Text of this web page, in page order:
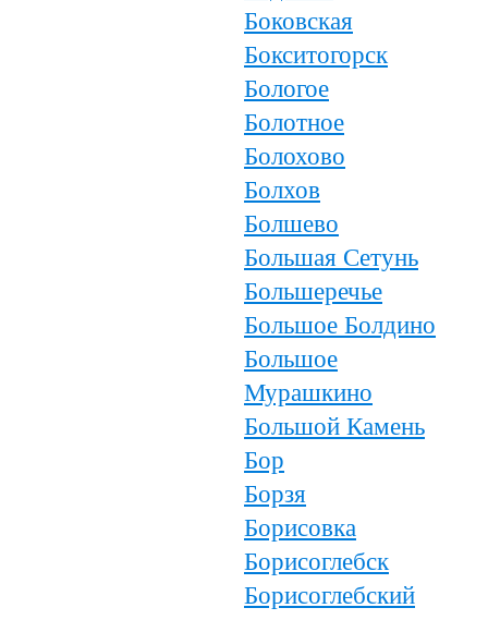
Боковская
Бокситогорск
Бологое
Болотное
Болохово
Болхов
Болшево
Большая Сетунь
Большеречье
Большое Болдино
Большое
Мурашкино
Большой Камень
Бор
Борзя
Борисовка
Борисоглебск
Борисоглебский